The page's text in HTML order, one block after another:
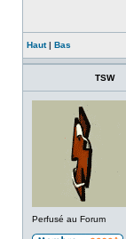
Haut| Bas
TSW
Perfusé au Forum